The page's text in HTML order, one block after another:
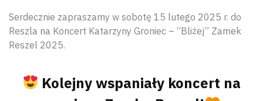
Serdecznie zapraszamy w sobotę 15 lutego 2025 r. do
Reszla na Koncert Katarzyny Groniec – “Bliżej” Zamek
Reszel 2025.
Kolejny wspaniały koncert na